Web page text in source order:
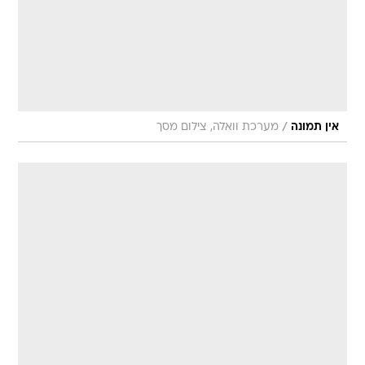
אין תמונה / מערכת וואלה, צילום מסך